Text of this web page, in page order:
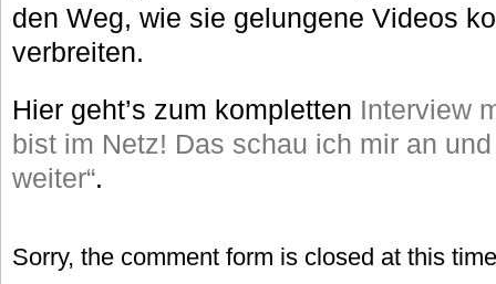
den Weg, wie sie gelungene Videos
verbreiten.
Hier geht’s zum kompletten Interview
bist im Netz! Das schau ich mir an
weiter“.
Sorry, the comment form is closed at this